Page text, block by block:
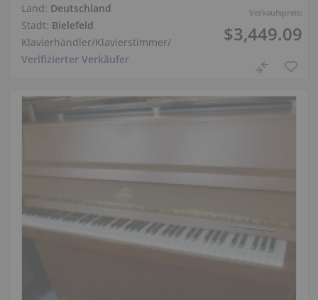
Verkaufspreis:
$3,449.09
Land: Deutschland
Stadt: Bielefeld
Klavierhändler/Klavierstimmer/
Verifizierter Verkäufer